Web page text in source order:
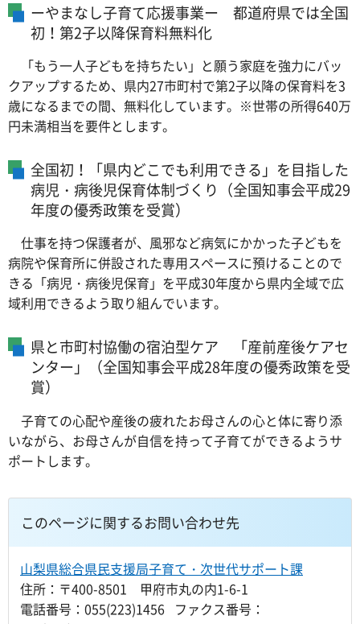
ーやまなし子育て応援事業ー 都道府県では全国
初！第2子以降保育料無料化
「もう一人子どもを持ちたい」と願う家庭を強力にバッ
クアップするため、県内27市町村で第2子以降の保育料を3
歳になるまでの間、無料化しています。※世帯の所得640万
円未満相当を要件とします。
全国初！「県内どこでも利用できる」を目指した
病児・病後児保育体制づくり（全国知事会平成29
年度の優秀政策を受賞）
仕事を持つ保護者が、風邪など病気にかかった子どもを
病院や保育所に併設された専用スペースに預けることので
きる「病児・病後児保育」を平成30年度から県内全域で広
域利用できるよう取り組んでいます。
県と市町村協働の宿泊型ケア 「産前産後ケアセ
ンター」（全国知事会平成28年度の優秀政策を受
賞）
子育ての心配や産後の疲れたお母さんの心と体に寄り添
いながら、お母さんが自信を持って子育てができるようサ
ポートします。
このページに関するお問い合わせ先
山梨県総合県民支援局子育て・次世代サポート課
住所：〒400-8501 甲府市丸の内1-6-1
電話番号：055(223)1456 ファクス番号：